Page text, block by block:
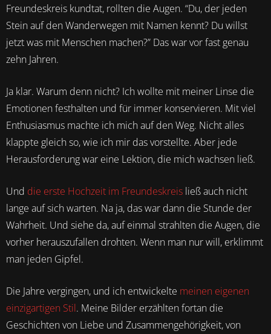
Freundeskreis kundtat, rollten die Augen. “Du, der jeden
Stein auf den Wanderwegen mit Namen kennt? Du willst
jetzt was mit Menschen machen?” Das war vor fast genau
zehn Jahren.
Ja klar. Warum denn nicht? Ich wollte mit meiner Linse die
Emotionen festhalten und für immer konservieren. Mit viel
Enthusiasmus machte ich mich auf den Weg. Nicht alles
klappte gleich so, wie ich mir das vorstellte. Aber jede
Herausforderung war eine Lektion, die mich wachsen ließ.
Und die erste Hochzeit im Freundeskreis ließ auch nicht
lange auf sich warten. Na ja, das war dann die Stunde der
Wahrheit. Und siehe da, auf einmal strahlten die Augen, die
vorher herauszufallen drohten. Wenn man nur will, erklimmt
man jeden Gipfel.
Die Jahre vergingen, und ich entwickelte meinen eigenen
einzigartigen Stil. Meine Bilder erzählten fortan die
Geschichten von Liebe und Zusammengehörigkeit, von